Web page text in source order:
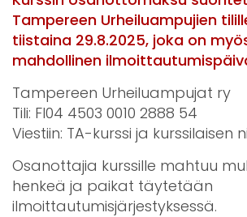
Tampereen Urheiluampujien
tiistaina 29.8.2025, joka on
mahdollinen
Tampereen Urheiluampujat ry
Tili: FI04 4503 0010 2888 54
Viestiin: TA-kurssi ja kurssilaisen
Osanottajia kurssille mahtuu
henkeä ja paikat täytetään
ilmoittautumisjärjestyksessä.